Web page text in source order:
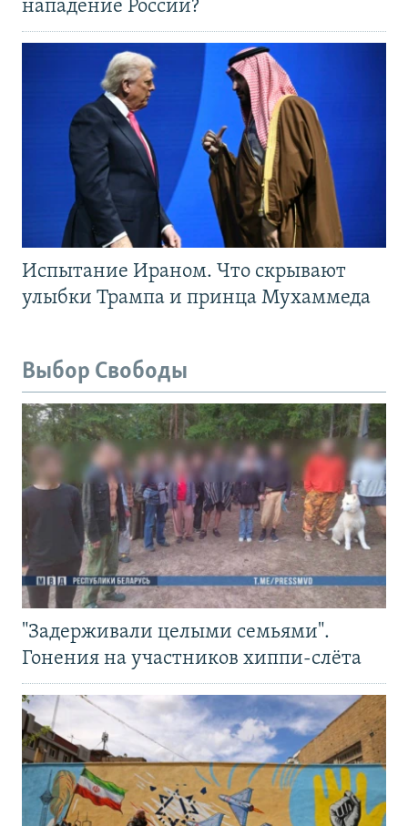
нападение России?
Испытание Ираном. Что скрывают
улыбки Трампа и принца Мухаммеда
Выбор Свободы
"Задерживали целыми семьями".
Гонения на участников хиппи-слёта